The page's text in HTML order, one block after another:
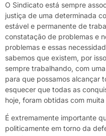
O Sindicato está sempre
justiça de uma determinada
estável e permanente de
constatação de problemas e
problemas e essas
sabemos que existem, por
sempre trabalhando, com
para que possamos alcançar
esquecer que todas as
hoje, foram obtidas com muita
É extremamente importante
politicamente em torno da